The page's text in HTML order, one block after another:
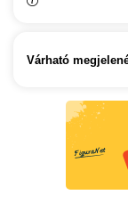
Várható